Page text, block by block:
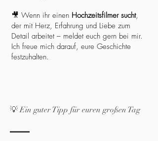
🎥 Wenn ihr einen Hochzeitsfilmer sucht,
der mit Herz, Erfahrung und Liebe zum
Detail arbeitet – meldet euch gern bei mir.
Ich freue mich darauf, eure Geschichte
festzuhalten.
💡 Ein guter Tipp für euren großen Tag